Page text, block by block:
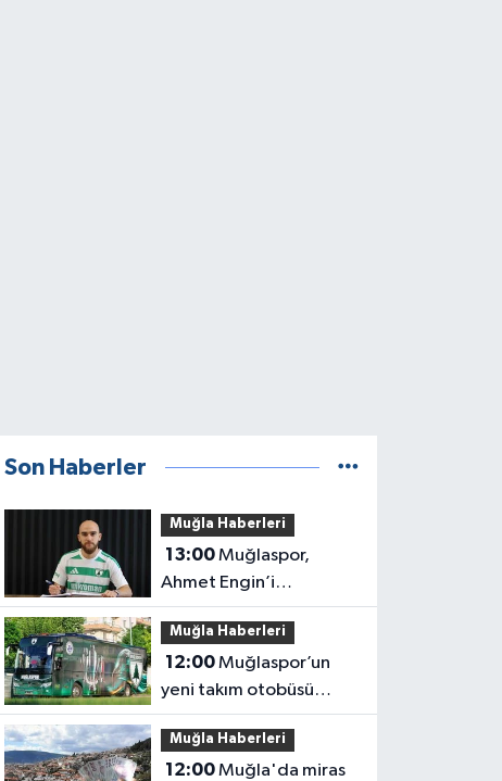
Son Haberler
Muğla Haberleri
13:00Muğlaspor,
Ahmet Engin’i
kadrosuna kattı
Muğla Haberleri
12:00Muğlaspor’un
yeni takım otobüsü
kupalarla donatıldı
Muğla Haberleri
12:00Muğla'da miras